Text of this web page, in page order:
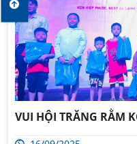
VUI HỘI TRĂNG RẰM